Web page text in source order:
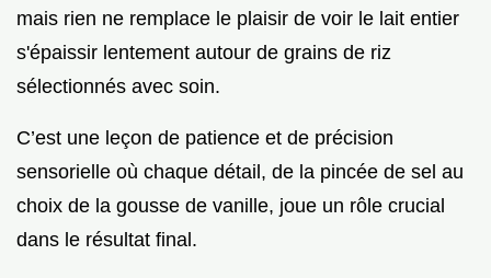
mais rien ne remplace le plaisir de voir le lait entier
s'épaissir lentement autour de grains de riz
sélectionnés avec soin.
C’est une leçon de patience et de précision
sensorielle où chaque détail, de la pincée de sel au
choix de la gousse de vanille, joue un rôle crucial
dans le résultat final.